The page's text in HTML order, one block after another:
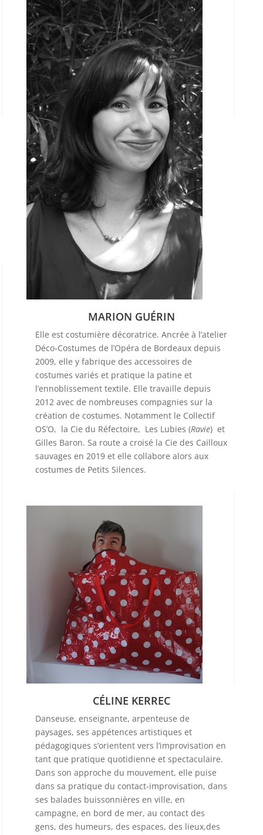
MARION GUÉRIN
Elle est costumière décoratrice. Ancrée à l’atelier
Déco-Costumes de l’Opéra de Bordeaux depuis
2009, elle y fabrique des accessoires de
costumes variés et pratique la patine et
l’ennoblissement textile. Elle travaille depuis
2012 avec de nombreuses compagnies sur la
création de costumes. Notamment le Collectif
OS’O, la Cie du Réfectoire, Les Lubies (Ravie) et
Gilles Baron. Sa route a croisé la Cie des Cailloux
sauvages en 2019 et elle collabore alors aux
costumes de Petits Silences.
CÉLINE KERREC
Danseuse, enseignante, arpenteuse de
paysages, ses appétences artistiques et
pédagogiques s’orientent vers l’improvisation en
tant que pratique quotidienne et spectaculaire.
Dans son approche du mouvement, elle puise
dans sa pratique du contact-improvisation, dans
ses balades buissonnières en ville, en
campagne, en bord de mer, au contact des
gens, des humeurs, des espaces, des lieux,des